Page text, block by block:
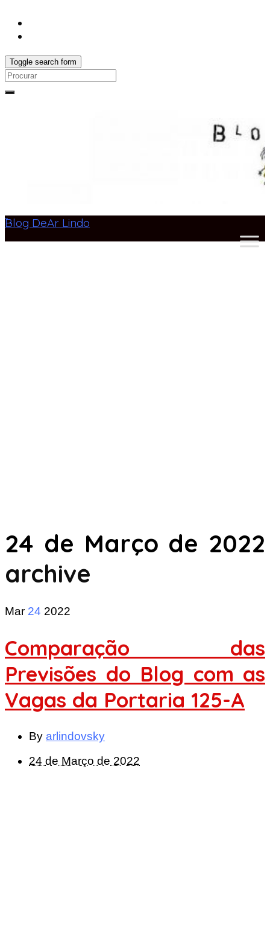
Toggle search form
Search
Blog DeAr Lindo
24 de Março de 2022
archive
Mar 24 2022
Comparação das
Previsões do Blog com as
Vagas da Portaria 125-A
By arlindovsky
24 de Março de 2022